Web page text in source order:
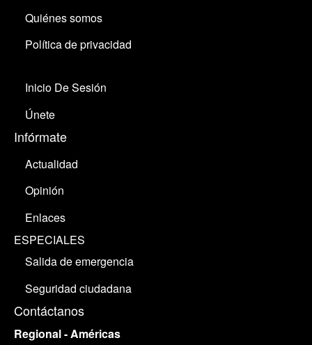
Quiénes somos
Política de privacidad
Inicio De Sesión
Únete
Infórmate
Actualidad
Opinión
Enlaces
ESPECIALES
Salida de emergencia
Seguridad ciudadana
Contáctanos
Regional - Américas